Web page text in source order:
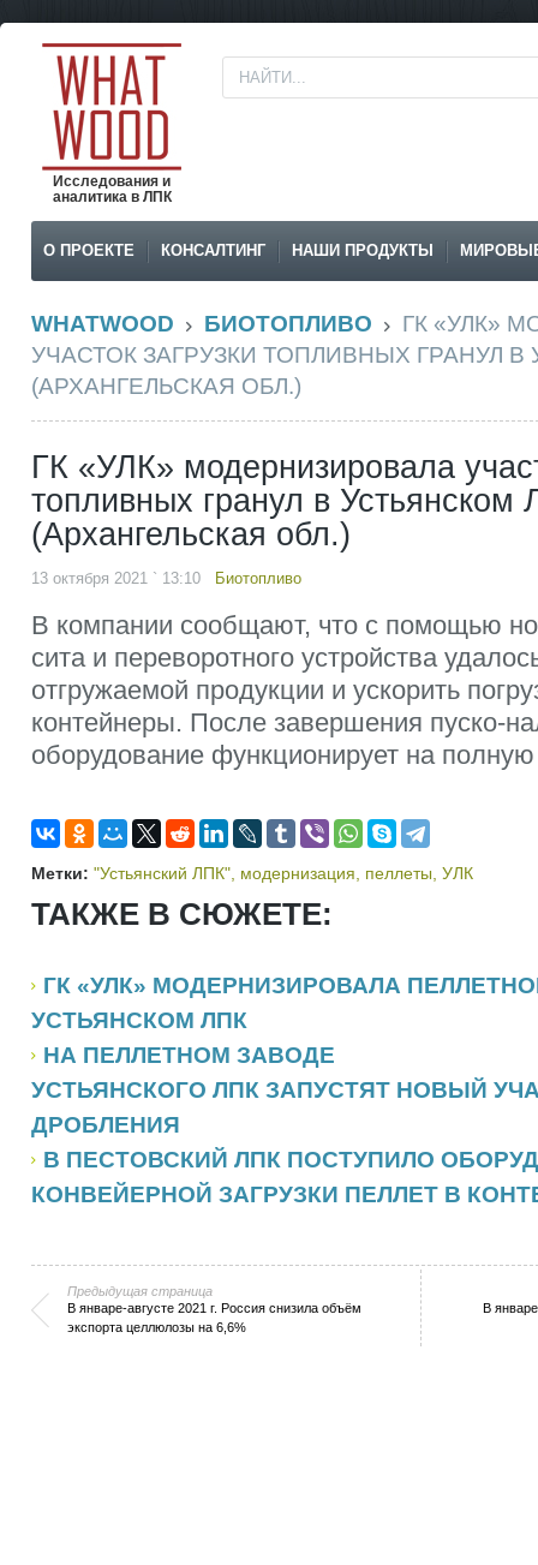
Исследования и
аналитика в ЛПК
О ПРОЕКТЕ КОНСАЛТИНГ НАШИ ПРОДУКТЫ
WHATWOOD БИОТОПЛИВО
ГК «УЛК»
УЧАСТОК ЗАГРУЗКИ ТОПЛИВНЫХ ГРАНУЛ В
(АРХАНГЕЛЬСКАЯ ОБЛ.)
ГК «УЛК» модернизировала
топливных гранул в Устьянском
(Архангельская обл.)
13 октября 2021 ` 13:10 Биотопливо
В компании сообщают, что с помощью
сита и переворотного устройства
отгружаемой продукции и ускорить
контейнеры. После завершения пуско-
оборудование функционирует на
Метки: "Устьянский ЛПК" модернизация пеллеты УЛК
ТАКЖЕ В СЮЖЕТЕ:
ГК «УЛК» МОДЕРНИЗИРОВАЛА
УСТЬЯНСКОМ ЛПК
НА ПЕЛЛЕТНОМ ЗАВОДЕ
УСТЬЯНСКОГО ЛПК ЗАПУСТЯТ НОВЫЙ
ДРОБЛЕНИЯ
В ПЕСТОВСКИЙ ЛПК ПОСТУПИЛО
КОНВЕЙЕРНОЙ ЗАГРУЗКИ ПЕЛЛЕТ В
Предыдущая страница
В январе-августе 2021 г. Россия снизила объём
экспорта целлюлозы на 6,6%
В